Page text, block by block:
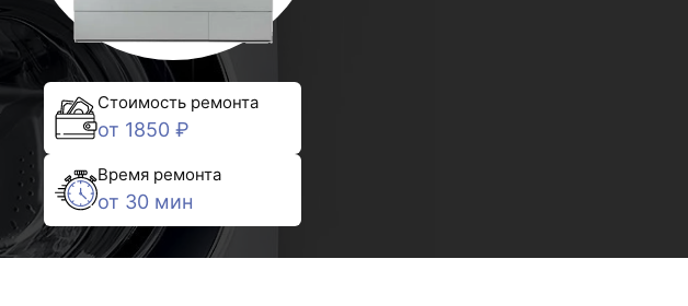
Стоимость ремонта
от 1850 ₽
Время ремонта
от 30 мин